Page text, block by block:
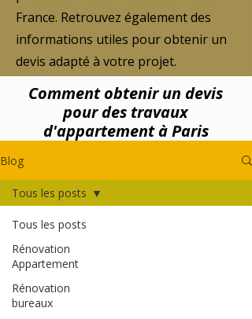
France. Retrouvez également des
informations utiles pour obtenir un
devis adapté à votre projet.
Comment obtenir un devis
pour des travaux
d'appartement à Paris
Blog
Tous les posts
Rénovation
Appartement
Rénovation
bureaux
Tous les posts